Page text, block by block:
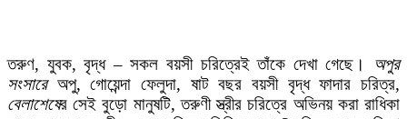
তরুণ, যুবক, বৃদ্ধ – সকল বয়সী চরিত্রেই তাঁকে দেখা গেছে। অপুর
সংসারেঅপু, গোয়েন্দা ফেলুদা, ষাট বছর বয়সী বৃদ্ধ ফাদার চরিত্র,
বেলাশেষের সেই বুড়ো মানুষটি, তরুণী স্ত্রীর চরিত্রে অভিনয় করা রাধিকা